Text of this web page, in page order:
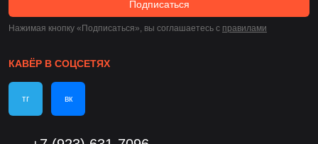
Подписаться
Нажимая кнопку «Подписаться», вы соглашаетесь c правилами
КАВЁР В СОЦСЕТЯХ
тг вк